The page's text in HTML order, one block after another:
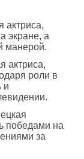
актриса,
экране, а
манерой.
актриса,
роли в
и
победами на
за